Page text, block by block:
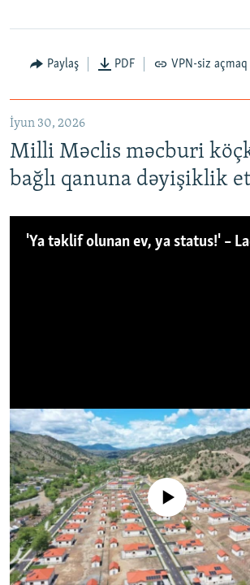
Paylaş PDF VPN-siz açmaq
İyun 30, 2026
Milli Məclis məcburi
bağlı qanuna dəyişiklik
No media source currently